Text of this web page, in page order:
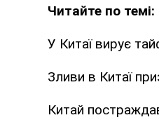
Читайте по темі:
У Китаї вирує
Зливи в Китаї
Китай